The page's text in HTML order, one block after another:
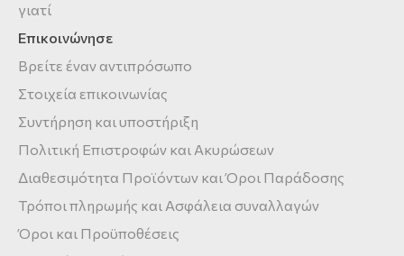
γιατί
Επικοινώνησε
Βρείτε έναν αντιπρόσωπο
Στοιχεία επικοινωνίας
Συντήρηση και υποστήριξη
Πολιτική Επιστροφών και Ακυρώσεων
Διαθεσιμότητα Προϊόντων και Όροι Παράδοσης
Τρόποι πληρωμής και Ασφάλεια συναλλαγών
Όροι και Προϋποθέσεις